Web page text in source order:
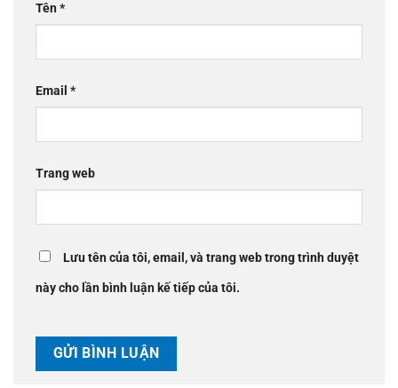
Tên *
Email *
Trang web
Lưu tên của tôi, email, và trang web trong trình duyệt
này cho lần bình luận kế tiếp của tôi.